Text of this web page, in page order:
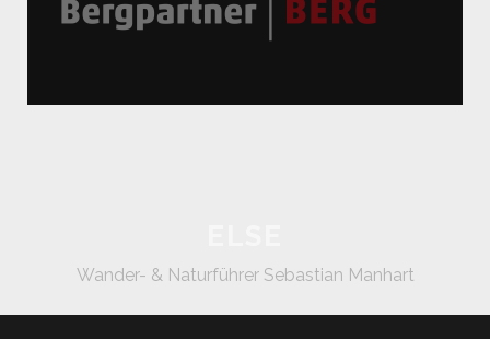
Wander- & Naturführer Sebastian Manhart